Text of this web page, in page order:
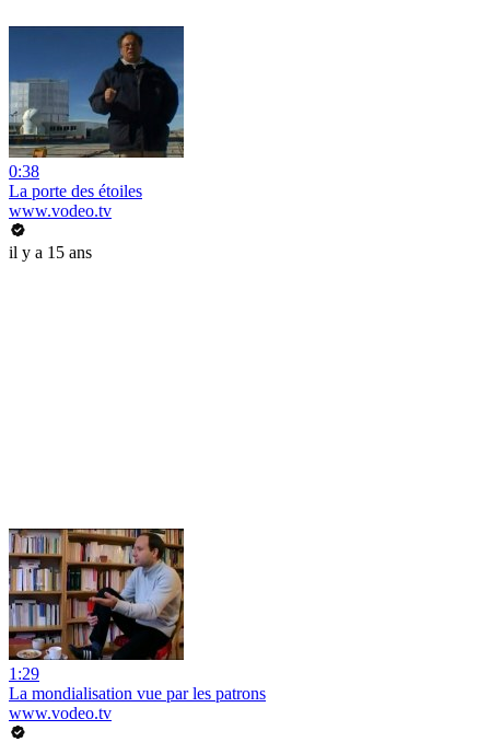
0:38
La porte des étoiles
www.vodeo.tv
il y a 15 ans
1:29
La mondialisation vue par les patrons
www.vodeo.tv